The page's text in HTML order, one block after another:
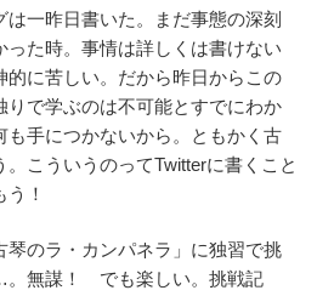
は一昨日書いた。まだ事態の深刻
った時。事情は詳しくは書けない
的に苦しい。だから昨日からこの
りで学ぶのは不可能とすでにわか
も手につかないから。ともかく古
こういうのってTwitterに書くこと
！
琴のラ・カンパネラ」に独習で挑
無謀！ でも楽しい。挑戦記